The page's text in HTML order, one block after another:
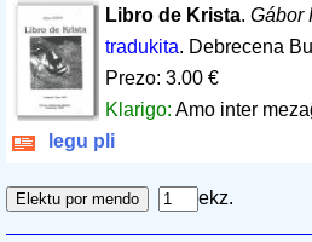
Libro de Krista. Gábor
tradukita. Debrecena
Prezo: 3.00 €
Klarigo: Amo inter
legu pli
ekz.